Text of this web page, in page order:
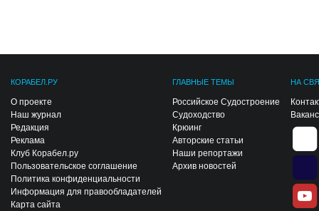
КОРАБЕЛ.РУ
О проекте
Наш журнал
Редакция
Реклама
Клуб Корабел.ру
Пользовательское соглашение
Политика конфиденциальности
Информация для правообладателей
Карта сайта
ГЛАВНЫЕ ТЕМЫ
Российское Судостроение
Судоходство
Крюинг
Авторские статьи
Наши репортажи
Архив новостей
НА